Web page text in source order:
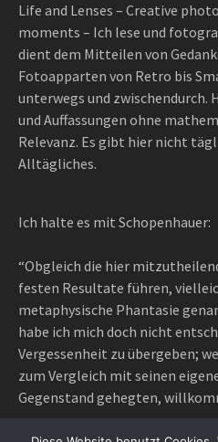
Life and Lenses – Creative
moments – Ich lese und
dient dem Mitteilen von
Fotoapparten von Retro bis
unterwegs und zwischendurch.
und Auffassungen ohne
Relevanz. Es gibt hier nicht
Alltägliches.
Ich halte es mit Schopenhauer:
“Obgleich die hier
festen Resultate führen,
metaphysische Phantasie
habe ich mich doch nicht
Vergessenheit zu übergeben;
zum Vergleich mit seinen
Gegenstand gehegten,